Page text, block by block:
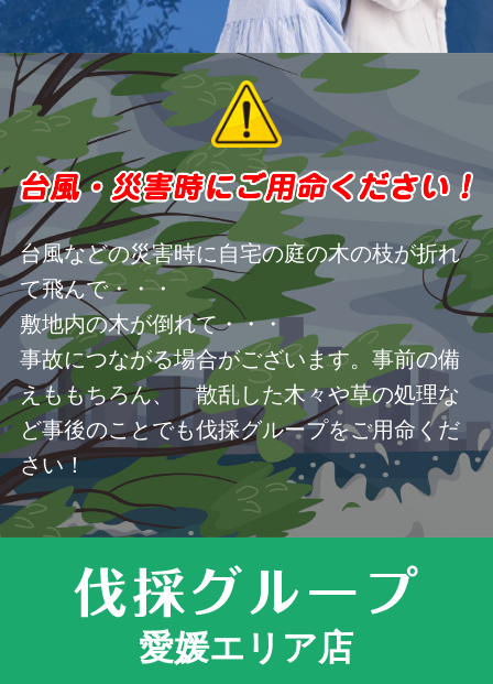
台風などの災害時に自宅の庭の木の枝が折れ
て飛んで・・・
敷地内の木が倒れて・・・
事故につながる場合がございます。事前の備
えももちろん、 散乱した木々や草の処理な
ど事後のことでも伐採グループをご用命くだ
さい！
愛媛エリア店